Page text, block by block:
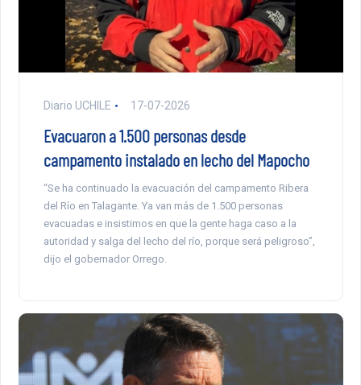
Diario UCHILE 17-07-2026
Evacuaron a 1.500 personas desde
campamento instalado en lecho del Mapocho
“Se ha continuado la evacuación del campamento Ribera
del Río en Talagante. Ya van más de 1.500 personas
evacuadas e insistimos en que la gente haga caso a la
autoridad y salga del lecho del río, porque será peligroso”,
dijo el gobernador Orrego.